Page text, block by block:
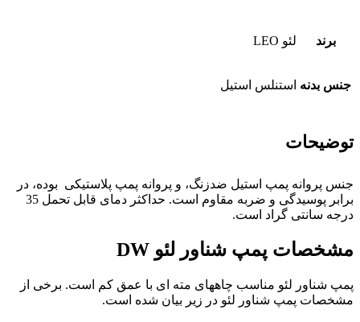
برند لئو LEO
جنس بدنه استنلس استیل
توضیحات
جنس پروانه پمپ استیل ضدزنگ، و پروانه پمپ پلاستیکی بوده، در
برابر پوسیدگی و ضربه مقاوم است. حداکثر دمای قابل تحمل 35
درجه سانتی گراد است.
مشخصات پمپ شناور لئو DW
پمپ شناور لئو مناسب چاههای مته ای با عمق کم است. برخی از
مشخصات پمپ شناور لئو در زیر بیان شده است.